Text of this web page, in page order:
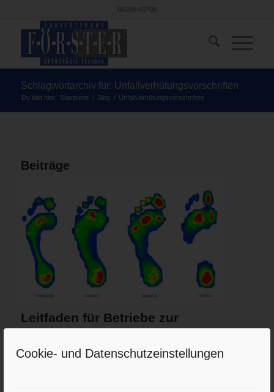
Cookie- und Datenschutzeinstellungen
Schlagwortarchiv für: Unfallverhütungsvorschriften
Du bist hier: Startseite / Blog / Unfallverhütungsvorschriften
Beiträge
Leitfaden für Betriebe zur
Sicherheitsschuhen
Weiterlesen